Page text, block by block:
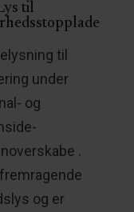
til
til
under
og
.
og er